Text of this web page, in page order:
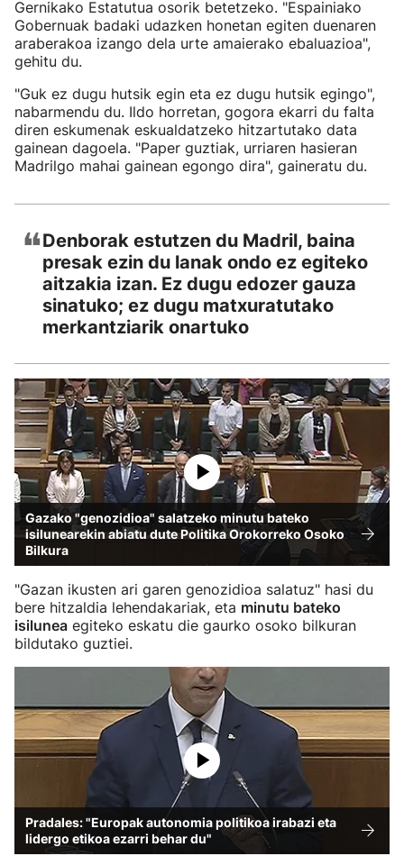
Gernikako Estatutua osorik betetzeko. "Espainiako
Gobernuak badaki udazken honetan egiten duenaren
araberakoa izango dela urte amaierako ebaluazioa",
gehitu du.
"Guk ez dugu hutsik egin eta ez dugu hutsik egingo",
nabarmendu du. Ildo horretan, gogora ekarri du falta
diren eskumenak eskualdatzeko hitzartutako data
gainean dagoela. "Paper guztiak, urriaren hasieran
Madrilgo mahai gainean egongo dira", gaineratu du.
❝Denborak estutzen du Madril, baina
presak ezin du lanak ondo ez egiteko
aitzakia izan. Ez dugu edozer gauza
sinatuko; ez dugu matxuratutako
merkantziarik onartuko
Gazako "genozidioa" salatzeko minutu bateko
isilunearekin abiatu dute Politika Orokorreko Osoko
Bilkura
"Gazan ikusten ari garen genozidioa salatuz" hasi du
bere hitzaldia lehendakariak, eta minutu bateko
isilunea egiteko eskatu die gaurko osoko bilkuran
bildutako guztiei.
Pradales: "Europak autonomia politikoa irabazi eta
lidergo etikoa ezarri behar du"